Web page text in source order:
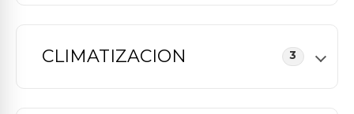
CLIMATIZACION 3